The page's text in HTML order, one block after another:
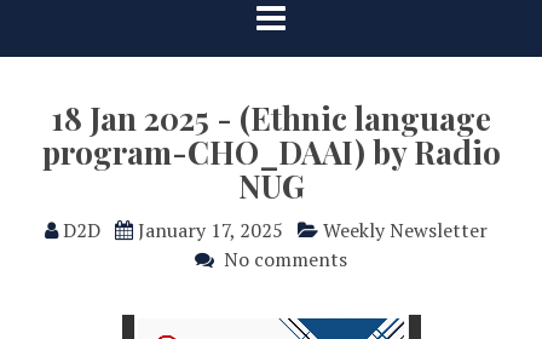
18 Jan 2025 - (Ethnic language
program-CHO_DAAI) by Radio
NUG
D2D January 17, 2025
Weekly Newsletter
No comments